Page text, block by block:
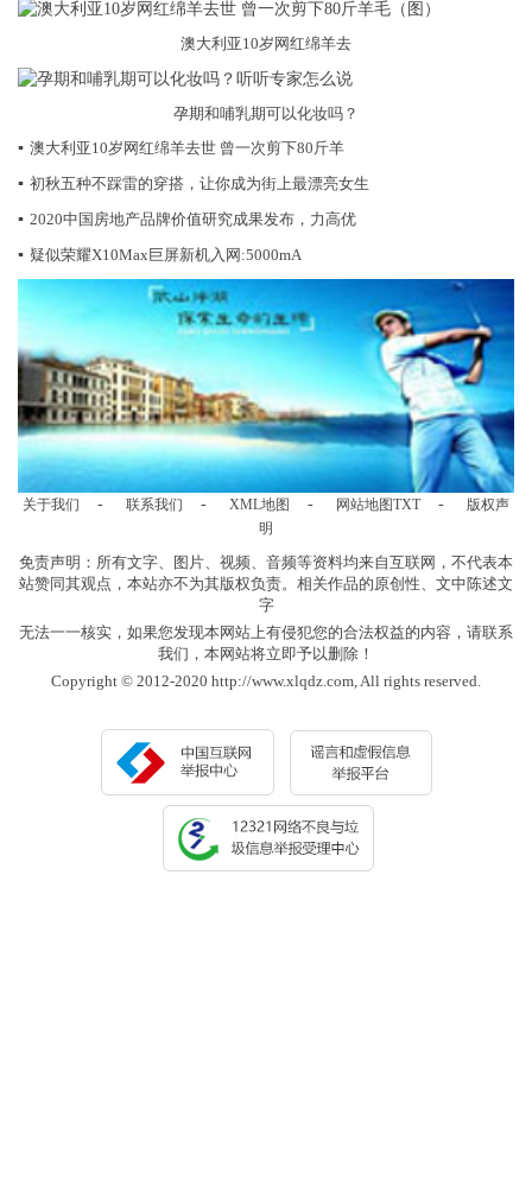
澳大利亚10岁网红绵羊去
孕期和哺乳期可以化妆吗？
▪ 澳大利亚10岁网红绵羊去世 曾一次剪下80斤羊
▪ 初秋五种不踩雷的穿搭，让你成为街上最漂亮女生
▪ 2020中国房地产品牌价值研究成果发布，力高优
▪ 疑似荣耀X10Max巨屏新机入网:5000mA
关于我们 - 联系我们 - XML地图 - 网站地图TXT -
版权声
明
免责声明：所有文字、图片、视频、音频等资料均来自互联网，不代表本
站赞同其观点，本站亦不为其版权负责。相关作品的原创性、文中陈述文
字
无法一一核实，如果您发现本网站上有侵犯您的合法权益的内容，请联系
我们，本网站将立即予以删除！
Copyright © 2012-2020 http://www.xlqdz.com, All rights reserved.